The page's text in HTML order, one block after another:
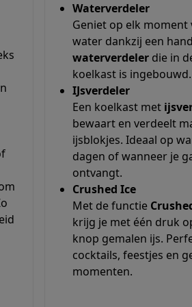
Strijkijzers met ecocheques
met ecocheques
Ovens met ecocheques
Oortjes met ecocheques
Monitors met ecocheques Powerbanks
Waterverdeler
Geniet op elk moment
water dankzij een
waterverdeler die in
koelkast is ingebouwd.
IJsverdeler
Een koelkast met
bewaart en verdeelt
ijsblokjes. Ideaal op
dagen of wanneer je
ontvangt.
Crushed Ice
Met de functie
krijg je met één druk
knop gemalen ijs.
cocktails, feestjes en
momenten.